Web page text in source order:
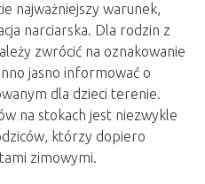
najważniejszy warunek,
narciarska. Dla rodzin z
zwrócić na oznakowanie
jasno informować o
dla dzieci terenie.
na stokach jest niezwykle
którzy dopiero
zimowymi.